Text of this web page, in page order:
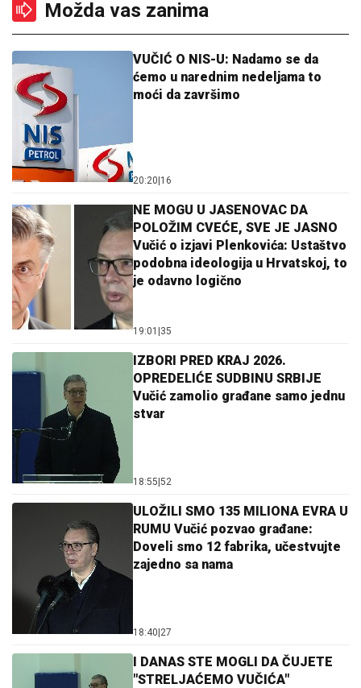
Možda vas zanima
VUČIĆ O NIS-U: Nadamo se da
ćemo u narednim nedeljama to
moći da završimo
20:20|16
NE MOGU U JASENOVAC DA
POLOŽIM CVEĆE, SVE JE JASNO
Vučić o izjavi Plenkovića: Ustaštvo
podobna ideologija u Hrvatskoj, to
je odavno logično
19:01 |35
IZBORI PRED KRAJ 2026.
OPREDELIĆE SUDBINU SRBIJE
Vučić zamolio građane samo jednu
stvar
18:55|52
ULOŽILI SMO 135 MILIONA EVRA U
RUMU Vučić pozvao građane:
Doveli smo 12 fabrika, učestvujte
zajedno sa nama
18:40|27
I DANAS STE MOGLI DA ČUJETE
"STRELJAĆEMO VUČIĆA"